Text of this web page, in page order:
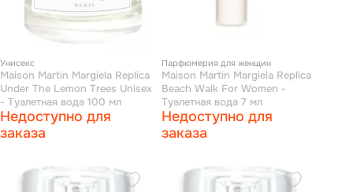
Унисекс
Maison Martin Margiela Replica
Under The Lemon Trees Unisex
- Туалетная вода 100 мл
Недоступно для
заказа
Парфюмерия для женщин
Maison Martin Margiela Replica
Beach Walk For Women -
Туалетная вода 7 мл
Недоступно для
заказа